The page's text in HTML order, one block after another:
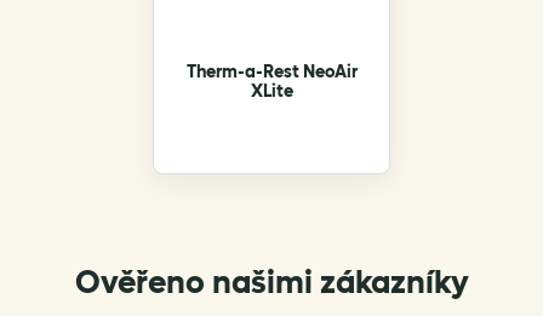
Therm-a-Rest NeoAir
XLite
Ověřeno našimi zákazníky